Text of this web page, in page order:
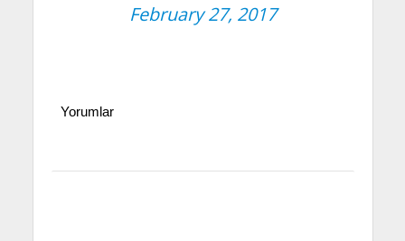
February 27, 2017
Yorumlar